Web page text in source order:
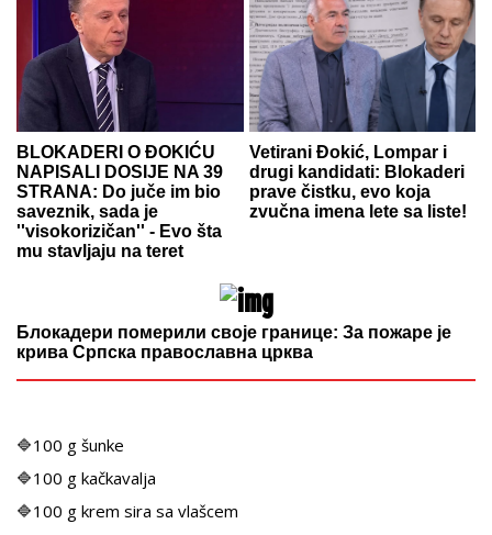
BLOKADERI O ĐOKIĆU
NAPISALI DOSIJE NA 39
STRANA: Do juče im bio
saveznik, sada je
''visokorizičan'' - Evo šta
mu stavljaju na teret
Vetirani Đokić, Lompar i
drugi kandidati: Blokaderi
prave čistku, evo koja
zvučna imena lete sa liste!
Блокадери померили своје границе: За пожаре је
крива Српска православна црква
🔷100 g šunke
🔷100 g kačkavalja
🔷100 g krem sira sa vlašcem